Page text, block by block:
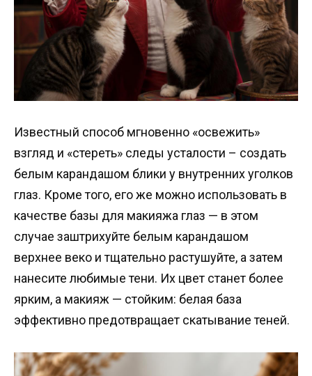
Известный способ мгновенно «освежить»
взгляд и «стереть» следы усталости – создать
белым карандашом блики у внутренних уголков
глаз. Кроме того, его же можно использовать в
качестве базы для макияжа глаз — в этом
случае заштрихуйте белым карандашом
верхнее веко и тщательно растушуйте, а затем
нанесите любимые тени. Их цвет станет более
ярким, а макияж — стойким: белая база
эффективно предотвращает скатывание теней.